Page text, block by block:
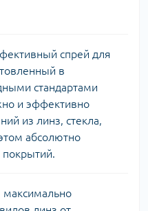
спрей для
в
стандартами
и эффективно
из линз, стекла,
абсолютно
максимально